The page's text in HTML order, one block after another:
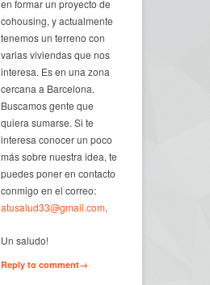
en formar un proyecto de
cohousing, y actualmente
tenemos un terreno con
varias viviendas que nos
interesa. Es en una zona
cercana a Barcelona.
Buscamos gente que
quiera sumarse. Si te
interesa conocer un poco
más sobre nuestra idea, te
puedes poner en contacto
conmigo en el correo:
atusalud33@gmail.com.
Un saludo!
Reply to comment→